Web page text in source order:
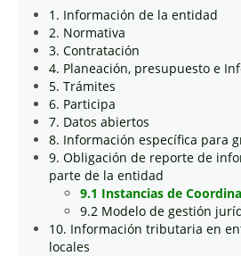
1. Información de la entidad
2. Normativa
3. Contratación
4. Planeación, presupuesto e
5. Trámites
6. Participa
7. Datos abiertos
8. Información específica para
9. Obligación de reporte de
parte de la entidad
9.1 Instancias de
9.2 Modelo de gestión
10. Información tributaria en
locales